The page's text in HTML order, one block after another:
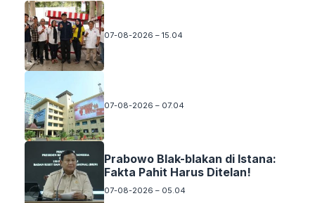
07-08-2026 – 15.04
07-08-2026 – 07.04
Prabowo Blak-blakan di Istana:
Fakta Pahit Harus Ditelan!
07-08-2026 – 05.04